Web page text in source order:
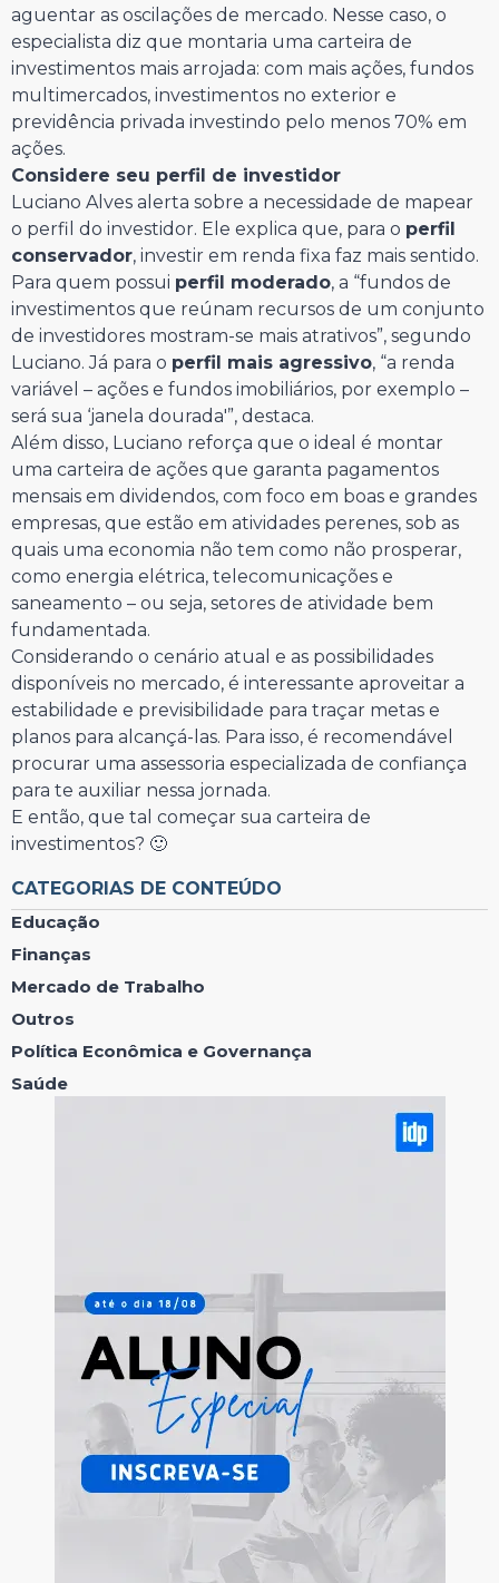
aguentar as oscilações de mercado. Nesse caso, o
especialista diz que montaria uma carteira de
investimentos mais arrojada: com mais ações, fundos
multimercados, investimentos no exterior e
previdência privada investindo pelo menos 70% em
ações.
Considere seu perfil de investidor
Luciano Alves alerta sobre a necessidade de mapear
o perfil do investidor. Ele explica que, para o perfil
conservador, investir em renda fixa faz mais sentido.
Para quem possui perfil moderado, a “fundos de
investimentos que reúnam recursos de um conjunto
de investidores mostram-se mais atrativos”, segundo
Luciano. Já para o perfil mais agressivo, “a renda
variável – ações e fundos imobiliários, por exemplo –
será sua ‘janela dourada'”, destaca.
Além disso, Luciano reforça que o ideal é montar
uma carteira de ações que garanta pagamentos
mensais em dividendos, com foco em boas e grandes
empresas, que estão em atividades perenes, sob as
quais uma economia não tem como não prosperar,
como energia elétrica, telecomunicações e
saneamento – ou seja, setores de atividade bem
fundamentada.
Considerando o cenário atual e as possibilidades
disponíveis no mercado, é interessante aproveitar a
estabilidade e previsibilidade para traçar metas e
planos para alcançá-las. Para isso, é recomendável
procurar uma assessoria especializada de confiança
para te auxiliar nessa jornada.
E então, que tal começar sua carteira de
investimentos? 🙂
CATEGORIAS DE CONTEÚDO
Educação
Finanças
Mercado de Trabalho
Outros
Política Econômica e Governança
Saúde